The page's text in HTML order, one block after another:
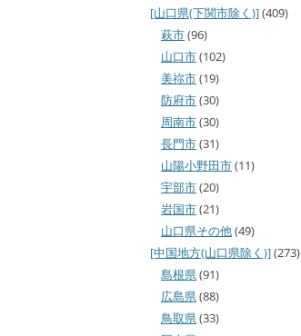
[山口県(下関市除く)](409)
萩市(96)
山口市(102)
美祢市(19)
防府市(30)
周南市(30)
長門市(31)
山陽小野田市(11)
宇部市(20)
岩国市(21)
山口県その他(49)
[中国地方(山口県除く)](273)
島根県(91)
広島県(88)
鳥取県(33)